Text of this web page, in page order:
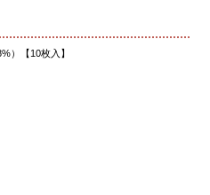
）【10枚入】